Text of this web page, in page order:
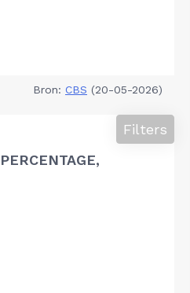
Bron: CBS (20-05-2026)
Filters